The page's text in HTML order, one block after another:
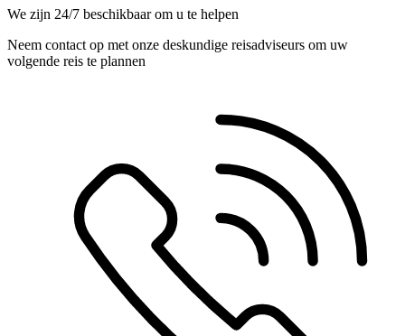
We zijn 24/7 beschikbaar om u te helpen
Neem contact op met onze deskundige reisadviseurs om uw
volgende reis te plannen